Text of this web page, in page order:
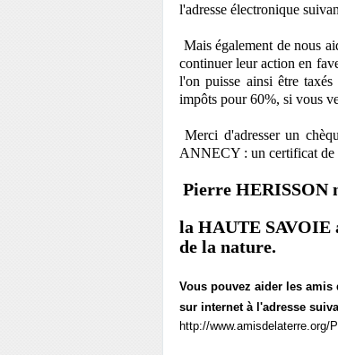
l'adresse électronique
Mais également de nous
continuer leur action en
l'on puisse ainsi être
impôts pour 60%, si vous
Merci d'adresser un
ANNECY : un certificat de
Pierre HERISSON
la HAUTE SAVOIE
de la nature.
Vous pouvez aider les amis
sur internet à l'adresse
http://www.amisdelaterre.org/